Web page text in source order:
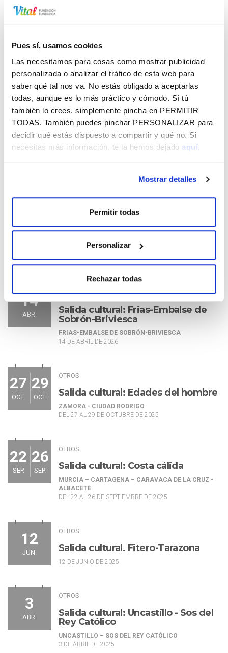
Pues sí, usamos cookies
Las necesitamos para cosas como mostrar publicidad
personalizada o analizar el tráfico de esta web para
saber qué tal nos va. No estás obligado a aceptarlas
todas, aunque es lo más práctico y cómodo. Sí tú
también lo crees, simplemente pincha en PERMITIR
TODAS. También puedes pinchar PERSONALIZAR para
decidir qué estás dispuesto a compartir y qué no. Si
necesitas más información, te la hemos dejado aquí.
Mostrar detalles
Permitir todas
Personalizar
Rechazar todas
mayor.
Calle La Paz, frente hospital - óptica
Europa: c/ Chile – Parada taxi
Inscripciones
Consulta la fecha de inscripción de cada salida a
Salidas
MAY. MAY.
Salida cultural: Ciudad Real -
CIUDAD REAL - TOLEDO
DEL 18 AL 19 DE MAYO DE 2026
14
ABR.
OTROS
Salida cultural: Frias-Embalse de
Sobrón-Briviesca
FRIAS-EMBALSE DE SOBRÓN-BRIVIESCA
14 DE ABRIL DE 2026
27
OCT.
29
OCT.
OTROS
Salida cultural: Edades del hombre
ZAMORA - CIUDAD RODRIGO
DEL 27 AL 29 DE OCTUBRE DE 2025
22
SEP.
26
SEP.
OTROS
Salida cultural: Costa cálida
MURCIA – CARTAGENA – CARAVACA DE LA CRUZ -
ALBACETE
DEL 22 AL 26 DE SEPTIEMBRE DE 2025
12
JUN.
OTROS
Salida cultural. Fitero-Tarazona
12 DE JUNIO DE 2025
3
ABR.
OTROS
Salida cultural: Uncastillo - Sos del
Rey Católico
UNCASTILLO – SOS DEL REY CATÓLICO
3 DE ABRIL DE 2025